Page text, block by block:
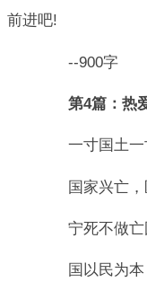
前进吧!
--900字
第4篇：热爱
一寸国土一
国家兴亡，
宁死不做亡
国以民为本